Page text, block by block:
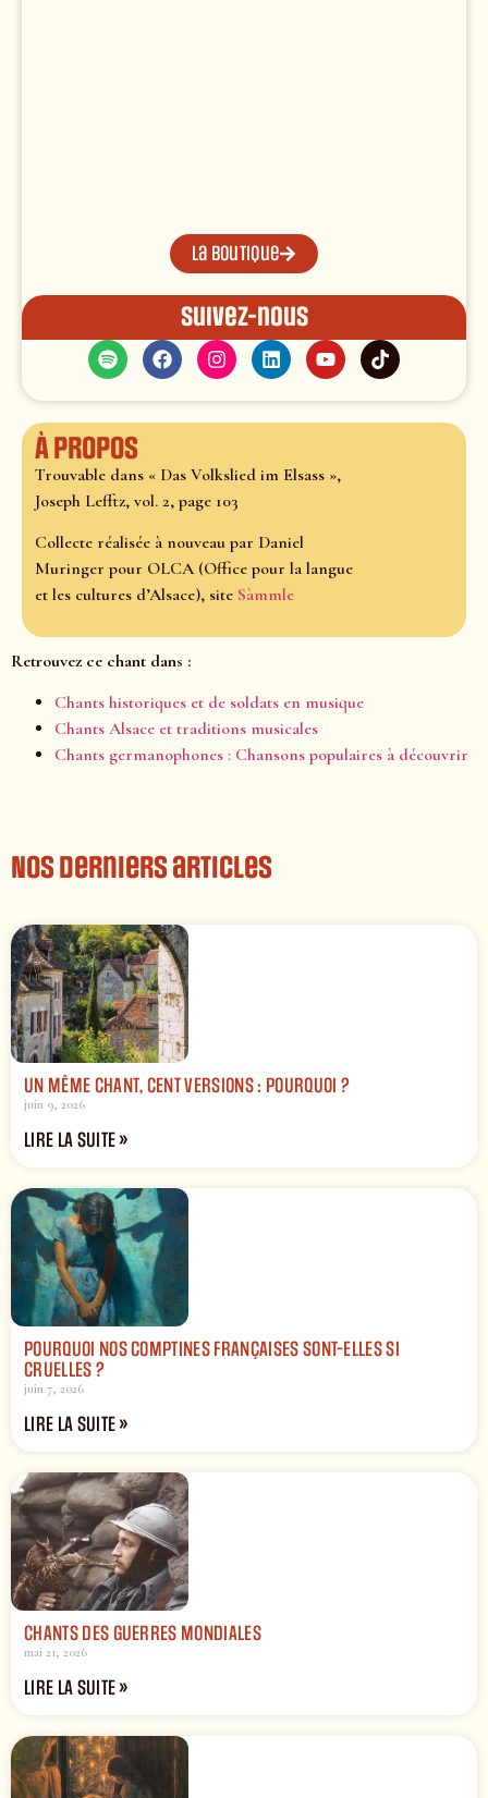
La boutique
Suivez-nous
À propos
Trouvable dans « Das Volkslied im Elsass »,
Joseph Lefftz, vol. 2, page 103
Collecte réalisée à nouveau par Daniel
Muringer pour OLCA (Office pour la langue
et les cultures d’Alsace), site Sàmmle
Retrouvez ce chant dans :
Chants historiques et de soldats en musique
Chants Alsace et traditions musicales
Chants germanophones : Chansons populaires à découvrir
Nos derniers articles
UN MÊME CHANT, CENT VERSIONS : POURQUOI ?
juin 9, 2026
LIRE LA SUITE »
POURQUOI NOS COMPTINES FRANÇAISES SONT-ELLES SI
CRUELLES ?
juin 7, 2026
LIRE LA SUITE »
CHANTS DES GUERRES MONDIALES
mai 21, 2026
LIRE LA SUITE »